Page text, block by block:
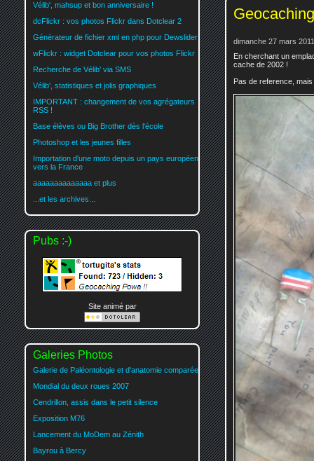
dimanche 27 mars
En cherchant un
cache de 2002 !
Pas de reference,
Vélib', mahsup et bon anniversaire !
dcFlickr : vos photos Flickr dans Dotclear 2
Générateur de fichier xml en php pour Dewslider
wFlickr : widget Dotclear pour vos photos Flickr
Recherche de Vélib' via SMS
Vélib', statistiques et jolis graphiques
IMPORTANT : changement de vos agrégateurs
RSS !
Base élèves ou Big Brother dès l'école
Photoshop et les jeunes filles
Importation d'une moto depuis un pays européen
vers la France
aaaaaaaaaaaaaa et plus
...et les archives...
Pubs :-)
Site animé par
Galeries Photos
Galerie de Paléontologie et d'anatomie comparée
Mondial du deux roues 2007
Cendrillon, assis dans le petit silence
Exposition M76
Lancement du MoDem au Zénith
Bayrou à Bercy